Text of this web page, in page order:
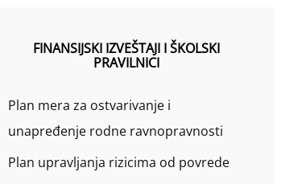
FINANSIJSKI IZVEŠTAJI I ŠKOLSKI
PRAVILNICI
Plan mera za ostvarivanje i
unapređenje rodne ravnopravnosti
Plan upravljanja rizicima od povrede